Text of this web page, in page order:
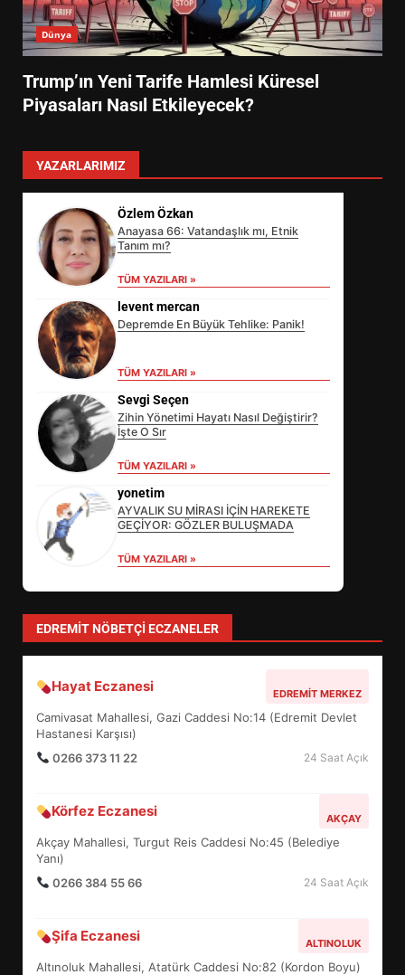
Dünya
Trump’ın Yeni Tarife Hamlesi Küresel
Piyasaları Nasıl Etkileyecek?
YAZARLARIMIZ
Özlem Özkan
Anayasa 66: Vatandaşlık mı, Etnik
Tanım mı?
TÜM YAZILARI »
levent mercan
Depremde En Büyük Tehlike: Panik!
TÜM YAZILARI »
Sevgi Seçen
Zihin Yönetimi Hayatı Nasıl Değiştirir?
İşte O Sır
TÜM YAZILARI »
yonetim
AYVALIK SU MİRASI İÇİN HAREKETE
GEÇİYOR: GÖZLER BULUŞMADA
TÜM YAZILARI »
EDREMIT NÖBETÇI ECZANELER
Hayat Eczanesi EDREMIT MERKEZ
Camivasat Mahallesi, Gazi Caddesi No:14 (Edremit Devlet
Hastanesi Karşısı)
0266 373 11 22
24 Saat Açık
Körfez Eczanesi AKÇAY
Akçay Mahallesi, Turgut Reis Caddesi No:45 (Belediye
Yanı)
0266 384 55 66
24 Saat Açık
Şifa Eczanesi ALTINOLUK
Altınoluk Mahallesi, Atatürk Caddesi No:82 (Kordon Boyu)
SÜRDÜRÜLEBİLİRLİKTE NE
DEĞİŞECEK?
4
5
BALIKESİR MÜZELERİNDE SÜRE
UZATILDI: NE DEĞİŞTİ?
6
TURNUVASI KAYITLARI NEYİ
7
YENİ YÖNETİM NASIL
ŞEKİLLENDİ?